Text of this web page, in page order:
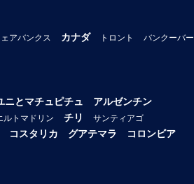
アバンクス カナダ トロント
バンクーバー
ニとマチュピチュ アルゼンチン
ルトマドリン チリ
サンティアゴ
コスタリカ グアテマラ コロンビア